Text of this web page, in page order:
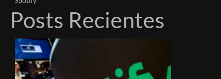
Posts Recientes